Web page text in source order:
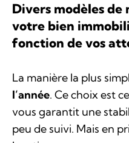
Divers modèles de
votre bien
fonction de vos
La manière la plus
l’année. Ce choix est
vous garantit une
peu de suivi. Mais en